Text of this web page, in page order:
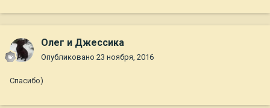
Олег и Джессика
Опубликовано 23 ноября, 2016
Спасибо)